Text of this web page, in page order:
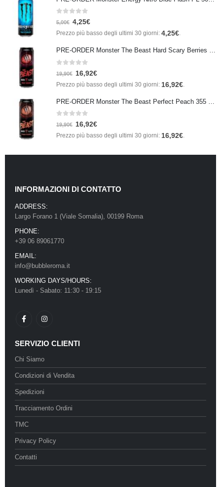
Su 5
5,00€ 4,25€
Prezzo più basso degli ultimi 30 giorni: 4,25€.
PRE-ORDER Monster The Beast Hard Scary Berries 355 ml IN ARRIVO ENTRO IL 21 SETTEMBRE
Su 5
19,90€ 16,92€
Prezzo più basso degli ultimi 30 giorni: 16,92€
Su 5
19,90€ 16,92€
Prezzo più basso degli ultimi 30 giorni: 16,92€.
INFORMAZIONI DI CONTATTO
ADDRESS:
Largo Forano 1 (Viale Somalia), 00199 Roma
PHONE:
+39 06 89061770
EMAIL:
info@bubbleroma.it
WORKING DAYS/HOURS:
Lunedì - Sabato: 11:30 - 19:15
SERVIZIO CLIENTI
Chi Siamo
Condizioni di Vendita
Spedizioni
Tracciamento Ordini
TMC
Privacy Policy
Contatti